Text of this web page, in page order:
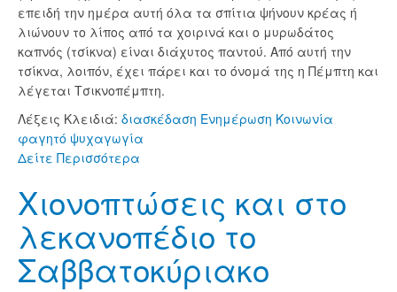
επειδή την ημέρα αυτή όλα τα σπίτια ψήνουν κρέας ή
λιώνουν το λίπος από τα χοιρινά και ο μυρωδάτος
καπνός (τσίκνα) είναι διάχυτος παντού. Από αυτή την
τσίκνα, λοιπόν, έχει πάρει και το όνομά της η Πέμπτη και
λέγεται Τσικνοπέμπτη.
Λέξεις Κλειδιά: διασκέδαση Ενημέρωση Κοινωνία
φαγητό ψυχαγωγία
Δείτε Περισσότερα
Χιονοπτώσεις και στο
λεκανοπέδιο το
Σαββατοκύριακο